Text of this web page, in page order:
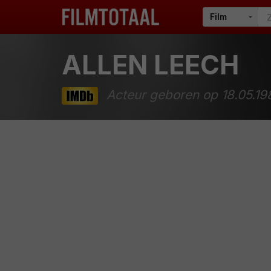
ALLEN LEECH
Acteur geboren op